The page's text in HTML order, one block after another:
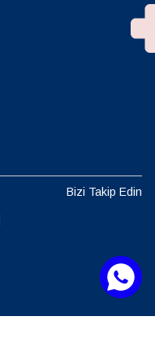
Bizi Takip Edin